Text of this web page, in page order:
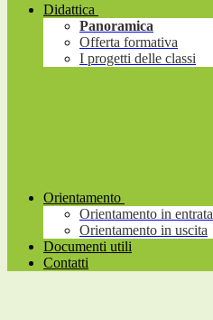
Didattica
Panoramica
Offerta formativa
I progetti delle classi
Orientamento
Orientamento in entrata
Orientamento in uscita
Documenti utili
Contatti